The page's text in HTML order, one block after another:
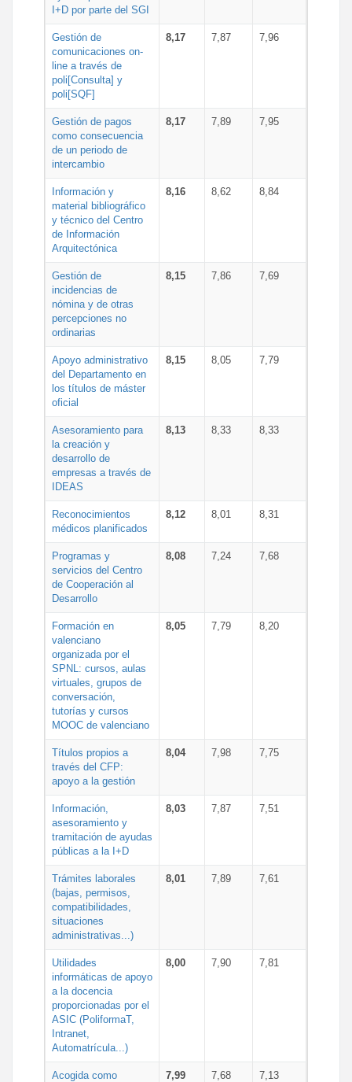
I+D por parte del SGI
Gestión de
comunicaciones on-
line a través de
poli[Consulta] y
poli[SQF]
8,17 7,87 7,96
Gestión de pagos
como consecuencia
de un periodo de
intercambio
8,17 7,89 7,95
Información y
material bibliográfico
y técnico del Centro
de Información
Arquitectónica
8,16 8,62 8,84
Gestión de
incidencias de
nómina y de otras
percepciones no
ordinarias
8,15 7,86 7,69
Apoyo administrativo
del Departamento en
los títulos de máster
oficial
8,15 8,05 7,79
Asesoramiento para
la creación y
desarrollo de
empresas a través de
IDEAS
8,13 8,33 8,33
Reconocimientos
médicos planificados
8,12 8,01 8,31
Programas y
servicios del Centro
de Cooperación al
Desarrollo
8,08 7,24 7,68
Formación en
valenciano
organizada por el
SPNL: cursos, aulas
virtuales, grupos de
conversación,
tutorías y cursos
MOOC de valenciano
8,05 7,79 8,20
Títulos propios a
través del CFP:
apoyo a la gestión
8,04 7,98 7,75
Información,
asesoramiento y
tramitación de ayudas
públicas a la I+D
8,03 7,87 7,51
Trámites laborales
(bajas, permisos,
compatibilidades,
situaciones
administrativas...)
8,01 7,89 7,61
Utilidades
informáticas de apoyo
a la docencia
proporcionadas por el
ASIC (PoliformaT,
Intranet,
Automatrícula...)
8,00 7,90 7,81
Acogida como
7,99 7,68 7,13